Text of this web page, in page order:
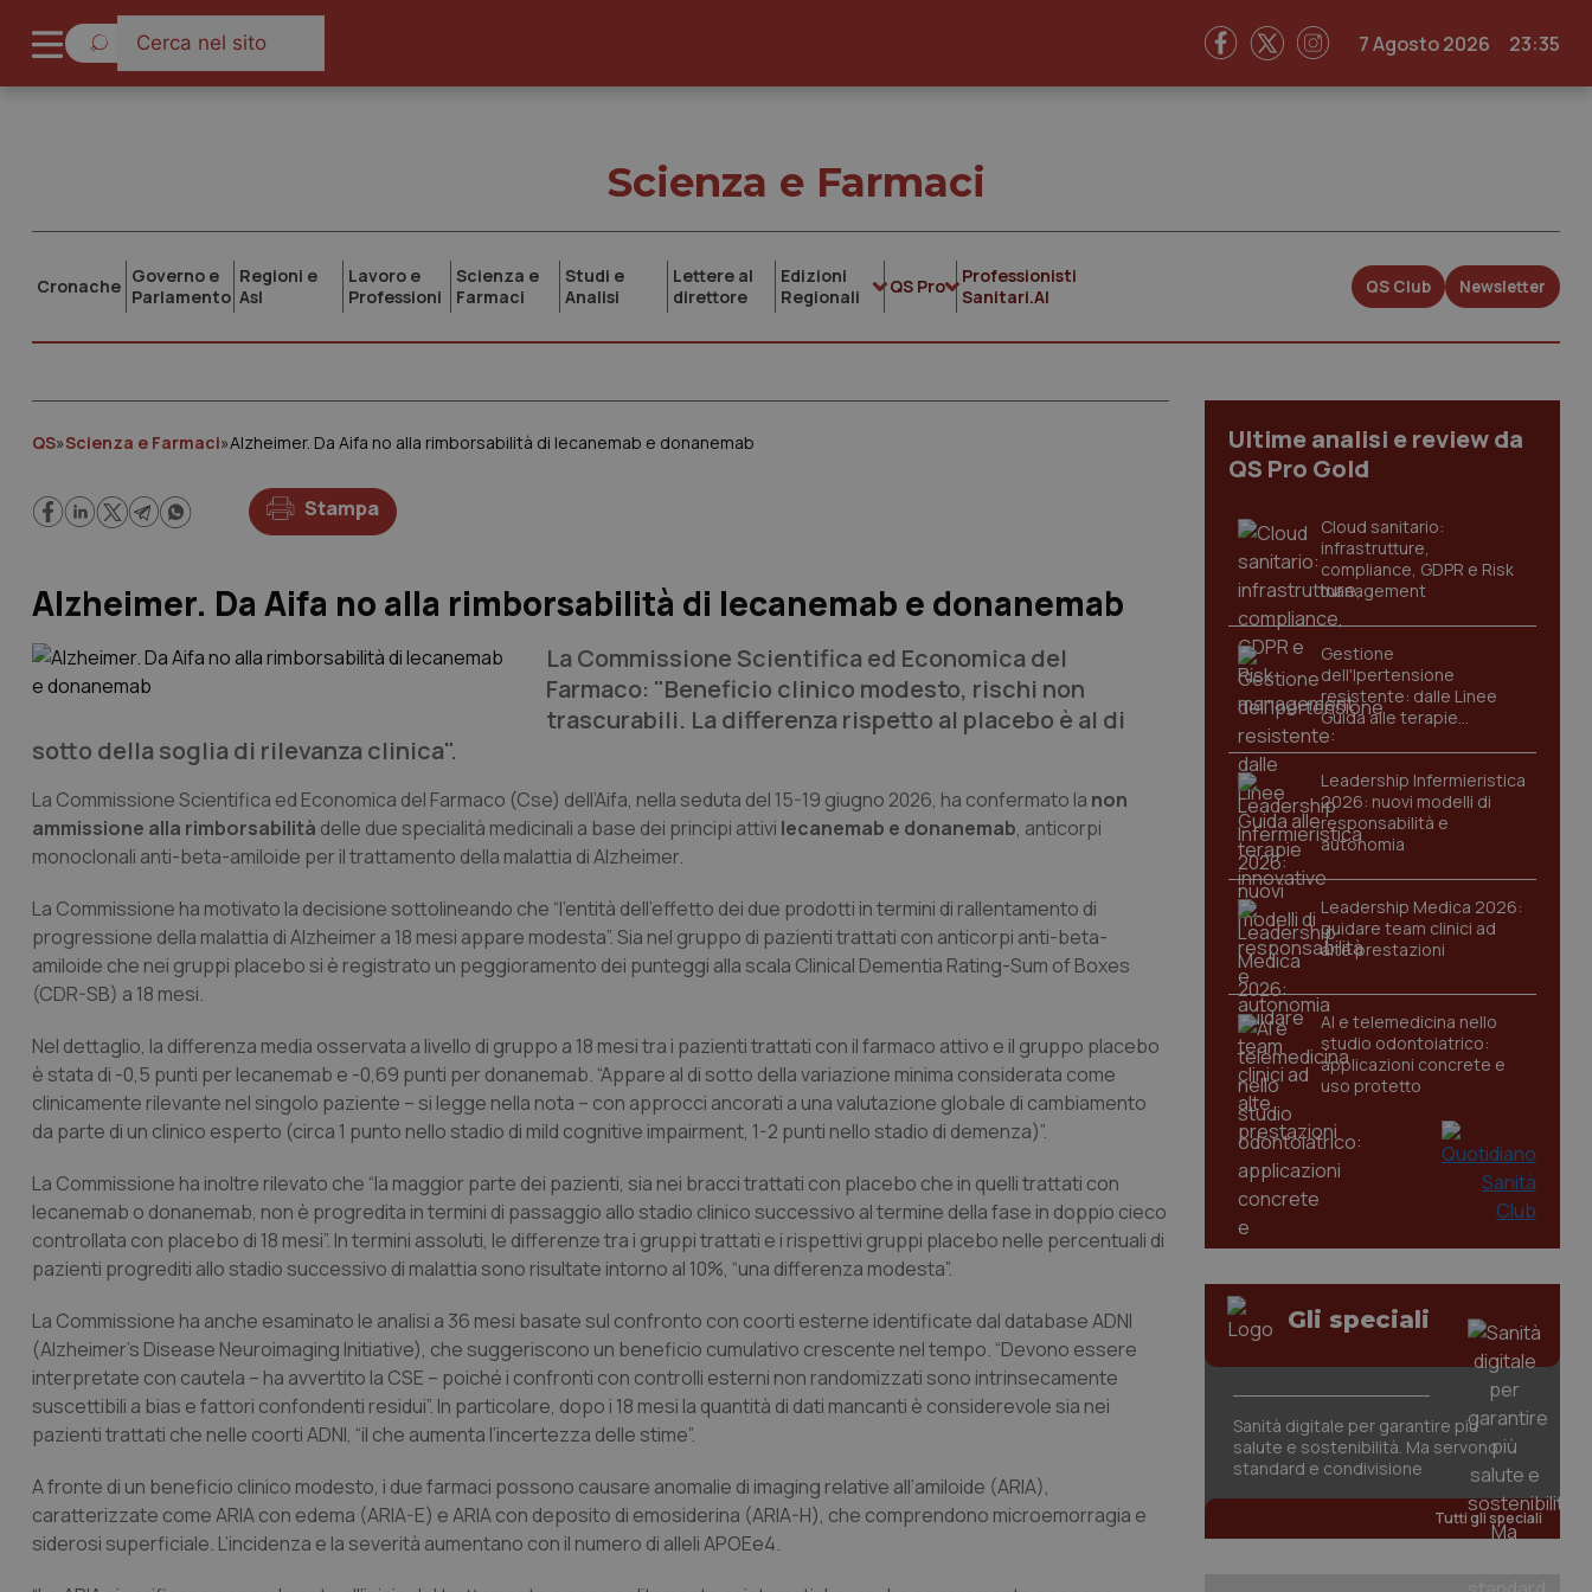
7 Agosto 2026 23:35
Scienza e Farmaci
Cronache Governo e
Parlamento
Regioni e
Asl
Lavoro e
Professioni
Scienza e
Farmaci
Studi e
Analisi
Lettere al
direttore
Edizioni
Regionali
QS Pro
Professionisti
Sanitari.AI
QS Club Newsletter
QS»Scienza e Farmaci»Alzheimer. Da Aifa no alla rimborsabilità di lecanemab e donanemab
Stampa
Alzheimer. Da Aifa no alla rimborsabilità di lecanemab e donanemab
La Commissione Scientifica ed Economica del
Farmaco: "Beneficio clinico modesto, rischi non
trascurabili. La differenza rispetto al placebo è al di
sotto della soglia di rilevanza clinica".
La Commissione Scientifica ed Economica del Farmaco (Cse) dell’Aifa, nella seduta del 15-19 giugno 2026, ha confermato la non
ammissione alla rimborsabilità delle due specialità medicinali a base dei principi attivi lecanemab e donanemab, anticorpi
monoclonali anti-beta-amiloide per il trattamento della malattia di Alzheimer.
La Commissione ha motivato la decisione sottolineando che “l’entità dell’effetto dei due prodotti in termini di rallentamento di
progressione della malattia di Alzheimer a 18 mesi appare modesta”. Sia nel gruppo di pazienti trattati con anticorpi anti-beta-
amiloide che nei gruppi placebo si è registrato un peggioramento dei punteggi alla scala Clinical Dementia Rating-Sum of Boxes
(CDR-SB) a 18 mesi.
Nel dettaglio, la differenza media osservata a livello di gruppo a 18 mesi tra i pazienti trattati con il farmaco attivo e il gruppo placebo
è stata di -0,5 punti per lecanemab e -0,69 punti per donanemab. “Appare al di sotto della variazione minima considerata come
clinicamente rilevante nel singolo paziente – si legge nella nota – con approcci ancorati a una valutazione globale di cambiamento
da parte di un clinico esperto (circa 1 punto nello stadio di mild cognitive impairment, 1-2 punti nello stadio di demenza)”.
La Commissione ha inoltre rilevato che “la maggior parte dei pazienti, sia nei bracci trattati con placebo che in quelli trattati con
lecanemab o donanemab, non è progredita in termini di passaggio allo stadio clinico successivo al termine della fase in doppio cieco
controllata con placebo di 18 mesi”. In termini assoluti, le differenze tra i gruppi trattati e i rispettivi gruppi placebo nelle percentuali di
pazienti progrediti allo stadio successivo di malattia sono risultate intorno al 10%, “una differenza modesta”.
La Commissione ha anche esaminato le analisi a 36 mesi basate sul confronto con coorti esterne identificate dal database ADNI
(Alzheimer’s Disease Neuroimaging Initiative), che suggeriscono un beneficio cumulativo crescente nel tempo. “Devono essere
interpretate con cautela – ha avvertito la CSE – poiché i confronti con controlli esterni non randomizzati sono intrinsecamente
suscettibili a bias e fattori confondenti residui”. In particolare, dopo i 18 mesi la quantità di dati mancanti è considerevole sia nei
pazienti trattati che nelle coorti ADNI, “il che aumenta l’incertezza delle stime”.
A fronte di un beneficio clinico modesto, i due farmaci possono causare anomalie di imaging relative all’amiloide (ARIA),
caratterizzate come ARIA con edema (ARIA-E) e ARIA con deposito di emosiderina (ARIA-H), che comprendono microemorragia e
siderosi superficiale. L’incidenza e la severità aumentano con il numero di alleli APOEe4.
Ultime analisi e review da
QS Pro Gold
Cloud sanitario:
infrastrutture,
compliance, GDPR e Risk
management
Gestione
dell'Ipertensione
resistente: dalle Linee
Guida alle terapie
innovative
Leadership Infermieristica
2026: nuovi modelli di
responsabilità e
autonomia
Leadership Medica 2026:
guidare team clinici ad
alte prestazioni
AI e telemedicina nello
studio odontoiatrico:
applicazioni concrete e
uso protetto
Gli speciali
Sanità digitale per garantire più
salute e sostenibilità. Ma servono
standard e condivisione
Tutti gli speciali